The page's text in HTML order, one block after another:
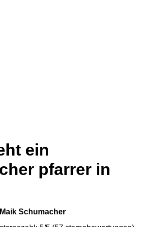
ein
pfarrer in
Schumacher